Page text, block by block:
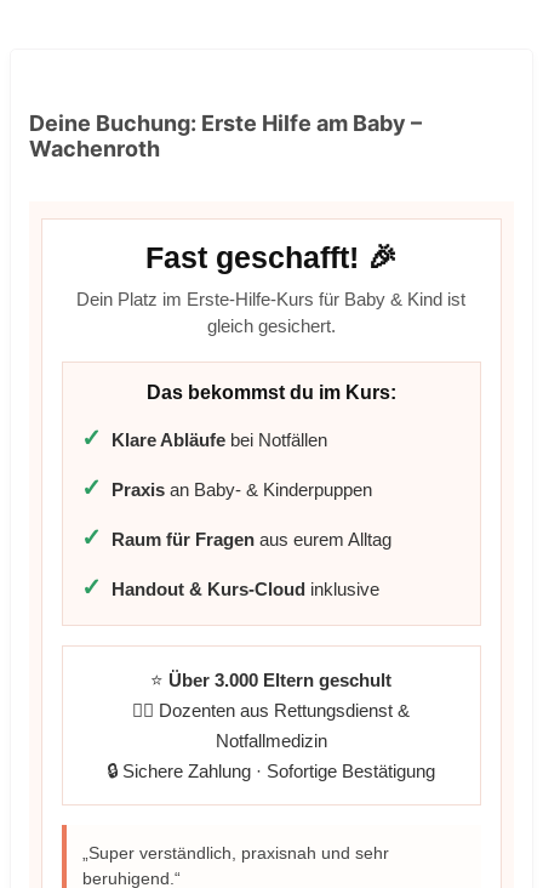
Deine Buchung: Erste Hilfe am Baby –
Wachenroth
Fast geschafft! 🎉
Dein Platz im Erste-Hilfe-Kurs für Baby & Kind ist
gleich gesichert.
Das bekommst du im Kurs:
✓ Klare Abläufe bei Notfällen
✓ Praxis an Baby- & Kinderpuppen
✓ Raum für Fragen aus eurem Alltag
✓ Handout & Kurs-Cloud inklusive
⭐ Über 3.000 Eltern geschult
👨‍⚕️ Dozenten aus Rettungsdienst &
Notfallmedizin
🔒 Sichere Zahlung · Sofortige Bestätigung
„Super verständlich, praxisnah und sehr
beruhigend.“